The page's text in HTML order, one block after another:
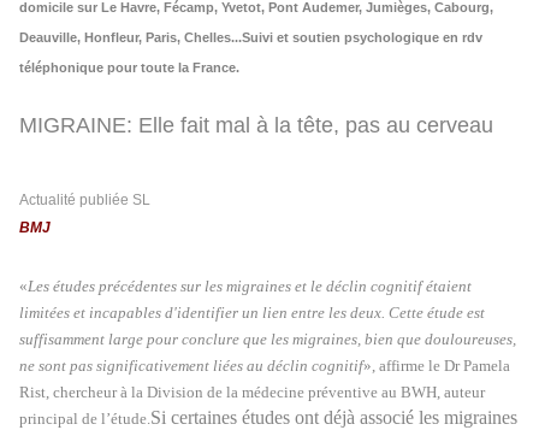
domicile sur Le Havre, Fécamp, Yvetot, Pont Audemer, Jumièges, Cabourg,
Deauville, Honfleur, Paris, Chelles...Suivi et soutien psychologique en rdv
téléphonique pour toute la France.
MIGRAINE: Elle fait mal à la tête, pas au cerveau
Actualité publiée SL
BMJ
«Les études précédentes sur les migraines et le déclin cognitif étaient
limitées et incapables d'identifier un lien entre les deux. Cette étude est
suffisamment large pour conclure que les migraines, bien que douloureuses,
ne sont pas significativement liées au déclin cognitif», affirme le Dr Pamela
Rist, chercheur à la Division de la médecine préventive au BWH, auteur
principal de l’étude.Si certaines études ont déjà associé les migraines